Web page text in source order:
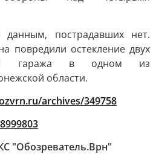
пострадавших нет.
повредили остекление двух
гаража в одном из
области.
archives/349758
"Обозреватель.Врн"